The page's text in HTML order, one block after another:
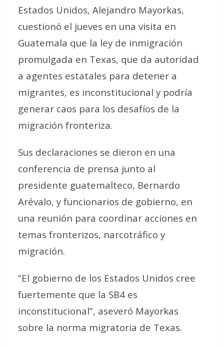
Estados Unidos, Alejandro Mayorkas,
cuestionó el jueves en una visita en
Guatemala que la ley de inmigración
promulgada en Texas, que da autoridad
a agentes estatales para detener a
migrantes, es inconstitucional y podría
generar caos para los desafíos de la
migración fronteriza.
Sus declaraciones se dieron en una
conferencia de prensa junto al
presidente guatemalteco, Bernardo
Arévalo, y funcionarios de gobierno, en
una reunión para coordinar acciones en
temas fronterizos, narcotráfico y
migración.
“El gobierno de los Estados Unidos cree
fuertemente que la SB4 es
inconstitucional”, aseveró Mayorkas
sobre la norma migratoria de Texas.